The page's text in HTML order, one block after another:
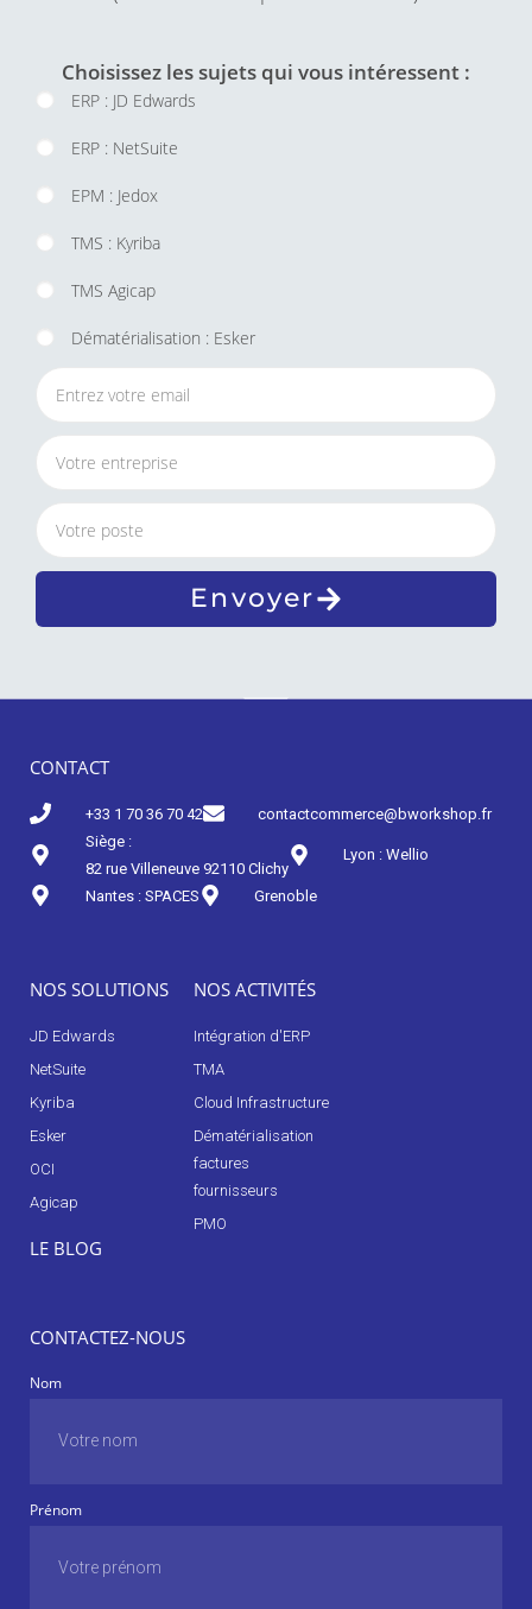
Choisissez les sujets qui vous intéressent :
ERP : JD Edwards
ERP : NetSuite
EPM : Jedox
TMS : Kyriba
TMS Agicap
Dématérialisation : Esker
Envoyer
Nos actualités
CONTACT
+33 1 70 36 70 42
contactcommerce@bworkshop.fr
Siège :
82 rue Villeneuve 92110 Clichy
Lyon : Wellio
Nantes : SPACES Grenoble
NOS SOLUTIONS
JD Edwards
NetSuite
Kyriba
Esker
OCI
Agicap
LE BLOG
NOS ACTIVITÉS
Intégration d'ERP
TMA
Cloud Infrastructure
Dématérialisation
factures
fournisseurs
PMO
CONTACTEZ-NOUS
Nom
Prénom